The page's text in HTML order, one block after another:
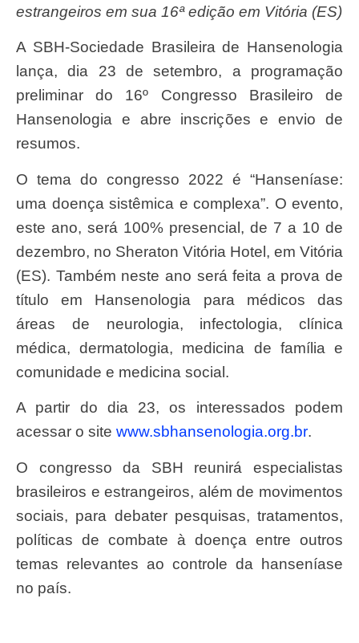
estrangeiros em sua 16ª edição em Vitória (ES)
A SBH-Sociedade Brasileira de Hansenologia
lança, dia 23 de setembro, a programação
preliminar do 16º Congresso Brasileiro de
Hansenologia e abre inscrições e envio de
resumos.
O tema do congresso 2022 é “Hanseníase:
uma doença sistêmica e complexa”. O evento,
este ano, será 100% presencial, de 7 a 10 de
dezembro, no Sheraton Vitória Hotel, em Vitória
(ES). Também neste ano será feita a prova de
título em Hansenologia para médicos das
áreas de neurologia, infectologia, clínica
médica, dermatologia, medicina de família e
comunidade e medicina social.
A partir do dia 23, os interessados podem
acessar o site www.sbhansenologia.org.br.
O congresso da SBH reunirá especialistas
brasileiros e estrangeiros, além de movimentos
sociais, para debater pesquisas, tratamentos,
políticas de combate à doença entre outros
temas relevantes ao controle da hanseníase
no país.